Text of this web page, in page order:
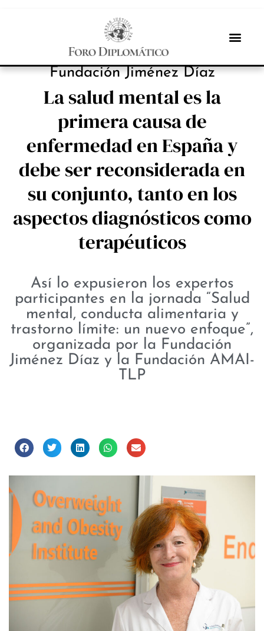
INBOX INTERNACIONAL
Fundación Jiménez Díaz
La salud mental es la
primera causa de
enfermedad en España y
debe ser reconsiderada en
su conjunto, tanto en los
aspectos diagnósticos como
terapéuticos
Así lo expusieron los expertos
participantes en la jornada “Salud
mental, conducta alimentaria y
trastorno límite: un nuevo enfoque”,
organizada por la Fundación
Jiménez Díaz y la Fundación AMAI-
TLP